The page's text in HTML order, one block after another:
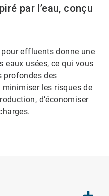
par l’eau, conçu
effluents donne une
eaux usées, ce qui vous
profondes des
les risques de
d’économiser